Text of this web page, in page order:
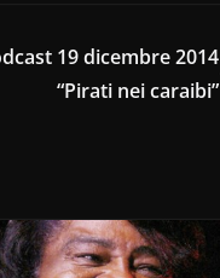
freccia
su/giù
diminuire
il
19 dicembre 2014
“Pirati nei caraibi”